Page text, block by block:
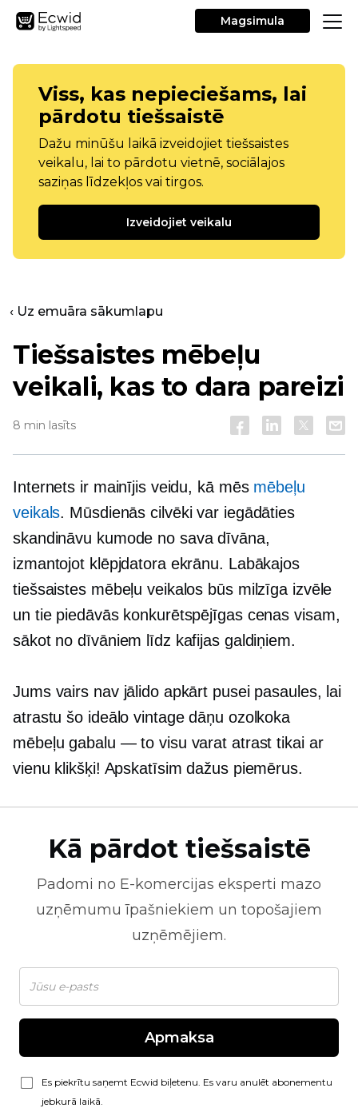
Magsimula
Viss, kas nepieciešams, lai
pārdotu tiešsaistē
Dažu minūšu laikā izveidojiet tiešsaistes
veikalu, lai to pārdotu vietnē, sociālajos
saziņas līdzekļos vai tirgos.
Izveidojiet veikalu
‹ Uz emuāra sākumlapu
Tiešsaistes mēbeļu
veikali, kas to dara pareizi
8 min lasīts
Internets ir mainījis veidu, kā mēs mēbeļu
veikals. Mūsdienās cilvēki var iegādāties
skandināvu kumode no sava dīvāna,
izmantojot klēpjdatora ekrānu. Labākajos
tiešsaistes mēbeļu veikalos būs milzīga izvēle
un tie piedāvās konkurētspējīgas cenas visam,
sākot no dīvāniem līdz kafijas galdiņiem.
Jums vairs nav jālido apkārt pusei pasaules, lai
atrastu šo ideālo vintage dāņu ozolkoka
mēbeļu gabalu — to visu varat atrast tikai ar
vienu klikšķi! Apskatīsim dažus piemērus.
Kā pārdot tiešsaistē
Padomi no E-komercijas eksperti mazo
uzņēmumu īpašniekiem un topošajiem
uzņēmējiem.
Apmaksa
Es piekrītu saņemt Ecwid biļetenu. Es varu anulēt abonementu
jebkurā laikā.